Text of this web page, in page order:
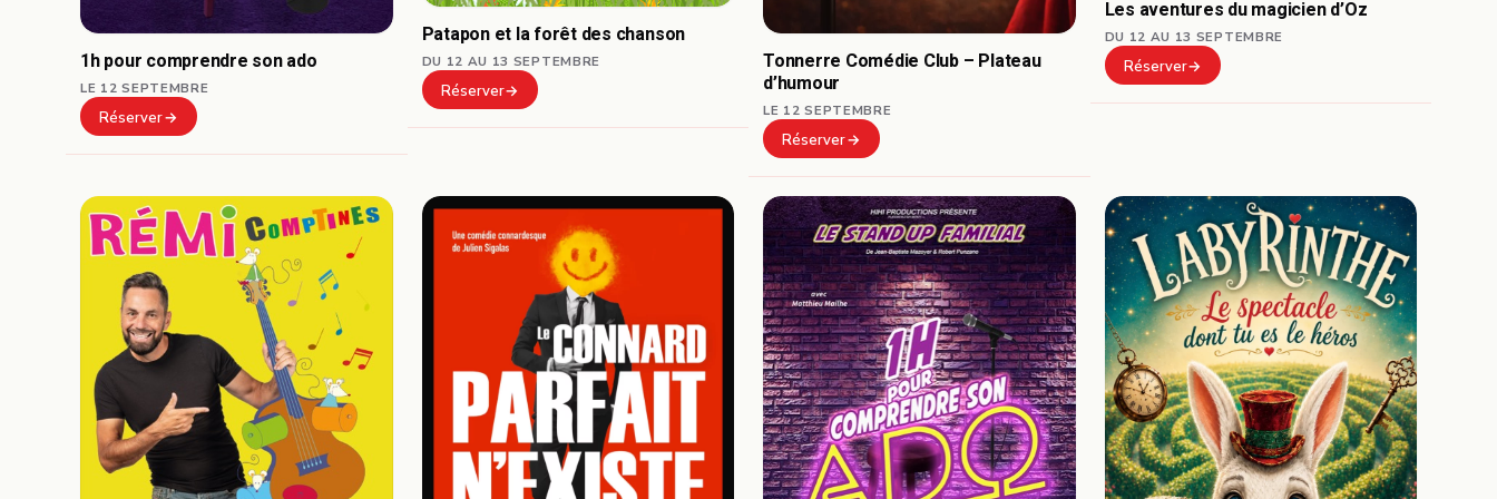
1h pour comprendre son ado
LE 12 SEPTEMBRE
Réserver
Patapon et la forêt des chanson
DU 12 AU 13 SEPTEMBRE
Réserver
Tonnerre Comédie Club – Plateau
d’humour
LE 12 SEPTEMBRE
Réserver
Les aventures du magicien d’Oz
DU 12 AU 13 SEPTEMBRE
Réserver